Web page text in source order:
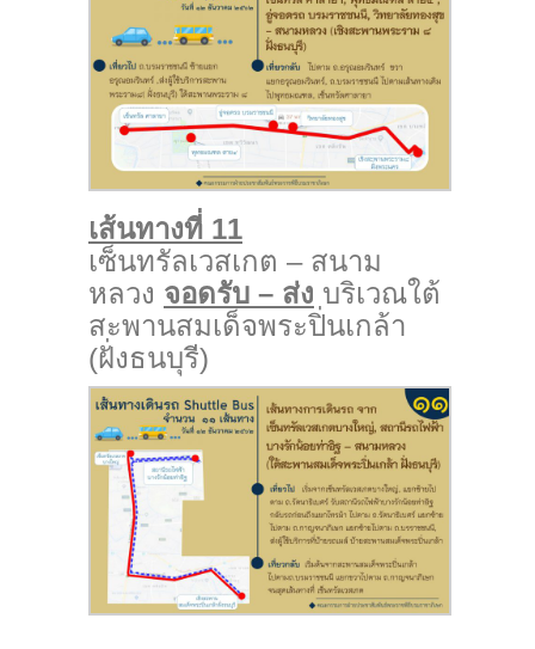
เส้นทางที่ 11
เซ็นทรัลเวสเกต – สนาม
หลวง จอดรับ – ส่ง บริเวณใต้
สะพานสมเด็จพระปิ่นเกล้า
(ฝั่งธนบุรี)